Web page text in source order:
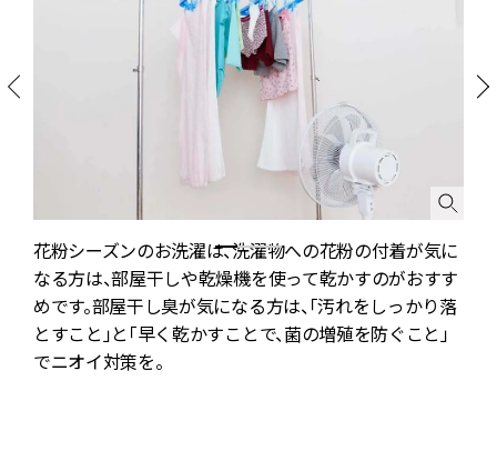
花粉シーズンのお洗濯は、洗濯物への花粉の付着が気に
なる方は、部屋干しや乾燥機を使って乾かすのがおすす
めです。部屋干し臭が気になる方は、「汚れをしっかり落
とすこと」と「早く乾かすことで、菌の増殖を防ぐこと」
でニオイ対策を。